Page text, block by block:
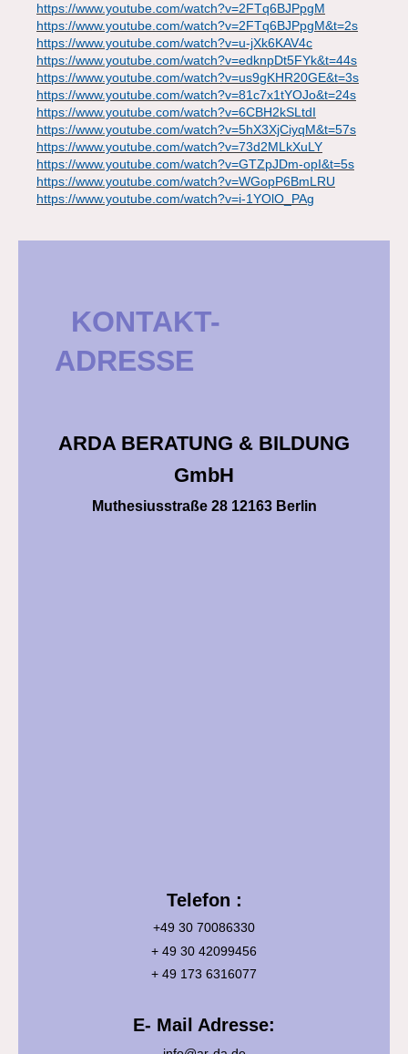
https://www.youtube.com/watch?v=2FTq6BJPpgM
https://www.youtube.com/watch?v=2FTq6BJPpgM&t=2s
https://www.youtube.com/watch?v=u-jXk6KAV4c
https://www.youtube.com/watch?v=edknpDt5FYk&t=44s
https://www.youtube.com/watch?v=us9gKHR20GE&t=3s
https://www.youtube.com/watch?v=81c7x1tYOJo&t=24s
https://www.youtube.com/watch?v=6CBH2kSLtdI
https://www.youtube.com/watch?v=5hX3XjCiyqM&t=57s
https://www.youtube.com/watch?v=73d2MLkXuLY
https://www.youtube.com/watch?v=GTZpJDm-opI&t=5s
https://www.youtube.com/watch?v=WGopP6BmLRU
https://www.youtube.com/watch?v=i-1YOlO_PAg
KONTAKT-
ADRESSE
ARDA BERATUNG & BILDUNG
GmbH
Muthesiusstraße 28 12163 Berlin
Telefon :
+49 30 70086330
+ 49 30 42099456
+ 49 173 6316077
E- Mail Adresse: